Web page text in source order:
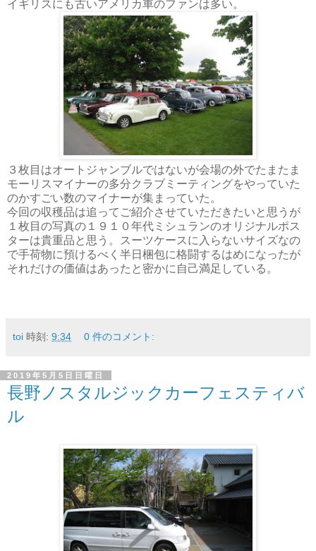
イギリスにも古いアメリカ車のファンは多い。
３枚目はオートジャンブルではないが会場の外でたまたま
モーリスマイナーの多分クラブミーティングをやっていた
のかすごい数のマイナーが集まっていた。
今回の収穫品は追ってご紹介させていただきたいと思うが
１枚目の写真の１９１０年代ミシュランのオリジナルポス
ターは貴重品と思う。スーツケースに入らないサイズなの
で手荷物に預けるべく半日梱包に格闘するはめになったが
それだけの価値はあったと密かに自己満足している。
toi 時刻: 9:34 0 件のコメント:
2019年5月5日日曜日
長野ノスタルジックカーフェスティバ
ル